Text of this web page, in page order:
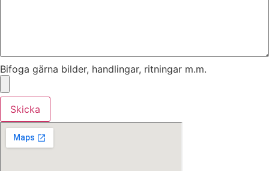
Bifoga gärna bilder, handlingar, ritningar m.m.
Skicka